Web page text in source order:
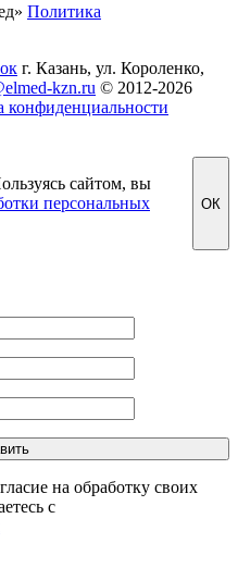
Политика
г. Казань, ул. Короленко,
kzn.ru © 2012-2026
конфиденциальности
сайтом, вы
персональных
ОК
на обработку своих
с